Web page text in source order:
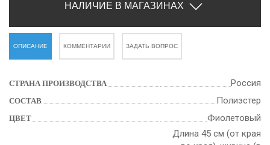
НАЛИЧИЕ В МАГАЗИНАХ
ОПИСАНИЕ КОММЕНТАРИИ ЗАДАТЬ ВОПРОС
СТРАНА ПРОИЗВОДСТВА Россия
СОСТАВ Полиэстер
ЦВЕТ Фиолетовый
Длина 45 см (от края